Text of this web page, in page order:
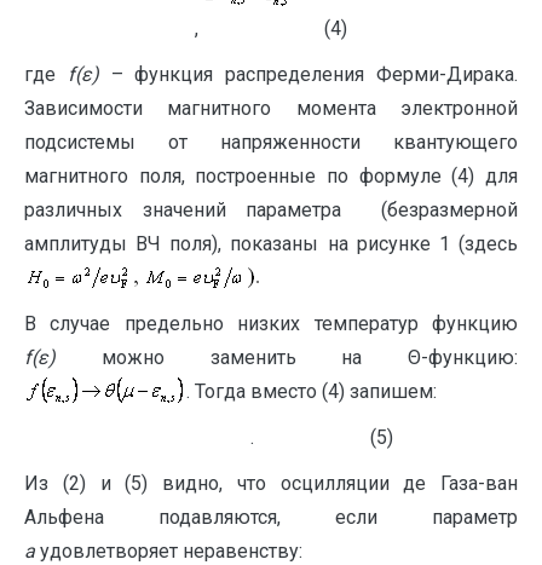
, (4)
где
f(ε)– функция распределения Ферми-Дирака.
Зависимости магнитного момента электронной
подсистемы от напряженности квантующего
магнитного поля, построенные по формуле (4) для
различных значений параметра (безразмерной
амплитуды ВЧ поля), показаны на рисунке 1 (здесь
В случае предельно низких температур функцию
f(ε) можно заменить на Θ-функцию:
. Тогда вместо (4) запишем:
. (5)
Из (2) и (5) видно, что осцилляции де Газа-ван
Альфена подавляются, если параметр
a удовлетворяет неравенству: